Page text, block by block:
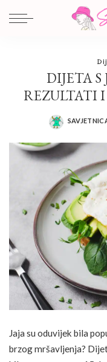
DIJETA
REZULTATI I
POSTED
Jaja su oduvijek bila
brzog mršavljenja?